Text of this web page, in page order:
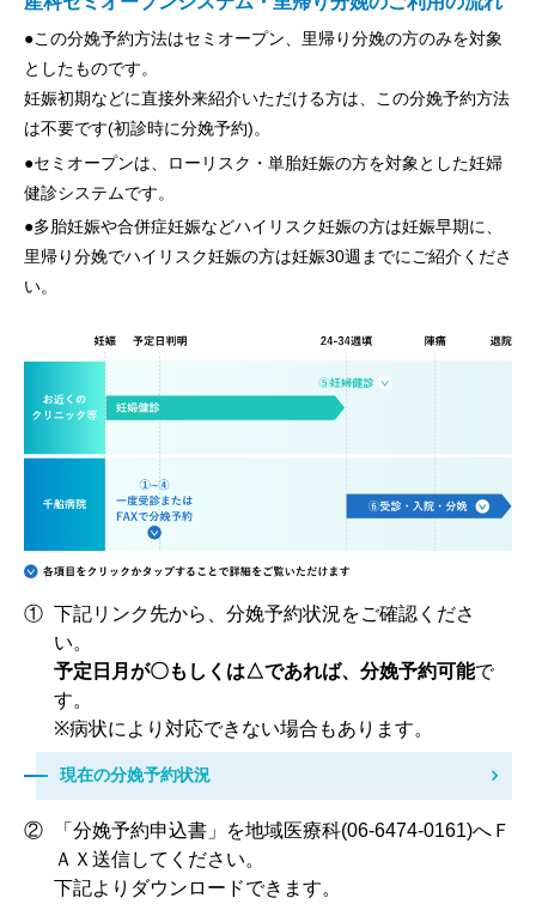
●この分娩予約方法はセミオープン、里帰り分娩の方のみを対象
としたものです。
妊娠初期などに直接外来紹介いただける方は、この分娩予約方法
は不要です(初診時に分娩予約)。
●セミオープンは、ローリスク・単胎妊娠の方を対象とした妊婦
健診システムです。
●多胎妊娠や合併症妊娠などハイリスク妊娠の方は妊娠早期に、
里帰り分娩でハイリスク妊娠の方は妊娠30週までにご紹介くださ
い。
① 下記リンク先から、分娩予約状況をご確認くださ
い。
予定日月が〇もしくは△であれば、分娩予約可能で
す。
※病状により対応できない場合もあります。
現在の分娩予約状況
②
「分娩予約申込書」を地域医療科(06-6474-0161)へＦ
ＡＸ送信してください。
下記よりダウンロードできます。